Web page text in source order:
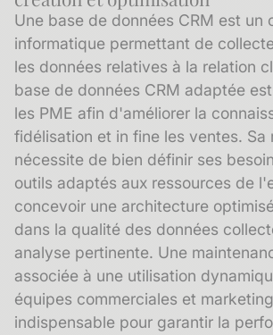
Une base de données CRM est un
informatique permettant de
les données relatives à la relation
base de données CRM adaptée
les PME afin d'améliorer la
fidélisation et in fine les ventes. Sa
nécessite de bien définir ses
outils adaptés aux ressources de
concevoir une architecture
dans la qualité des données
analyse pertinente. Une
associée à une utilisation
équipes commerciales et
indispensable pour garantir la